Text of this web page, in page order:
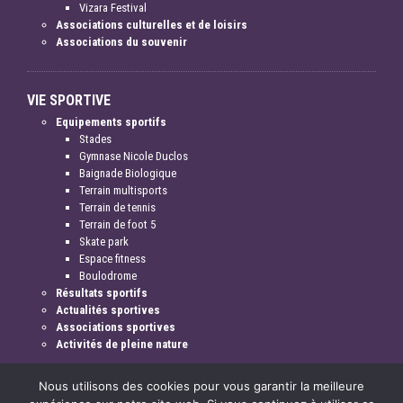
Vizara Festival
Associations culturelles et de loisirs
Associations du souvenir
VIE SPORTIVE
Equipements sportifs
Stades
Gymnase Nicole Duclos
Baignade Biologique
Terrain multisports
Terrain de tennis
Terrain de foot 5
Skate park
Espace fitness
Boulodrome
Résultats sportifs
Actualités sportives
Associations sportives
Activités de pleine nature
Nous utilisons des cookies pour vous garantir la meilleure